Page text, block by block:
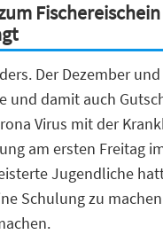
Der Dezember
und damit auch
Virus mit der
am ersten Freitag
Jugendliche
Schulung zu